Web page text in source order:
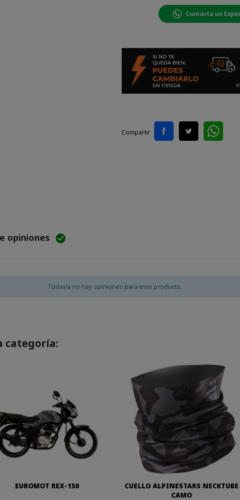
Contacta un
Compartir
opiniones 
Todavía no hay opiniones para este producto.
categoría:
EUROMOT REX-150
CUELLO ALPINESTARS NECKTUBE
CAMO